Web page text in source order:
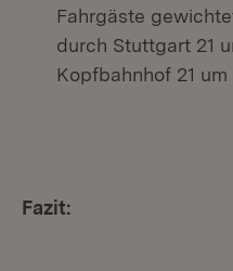
Fahrgäste
durch Stuttgart 21
Kopfbahnhof 21 um
Fazit: